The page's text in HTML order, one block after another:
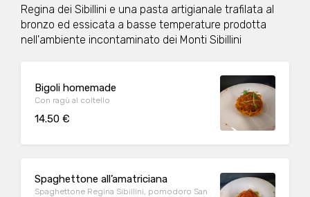
Regina dei Sibillini e una pasta artigianale trafilata al
bronzo ed essicata a basse temperature prodotta
nell'ambiente incontaminato dei Monti Sibillini
Bigoli homemade
Con ragù al coltello
14.50 €
Spaghettone all’amatriciana
Spaghettone Regina Sibillini, pomodoro San